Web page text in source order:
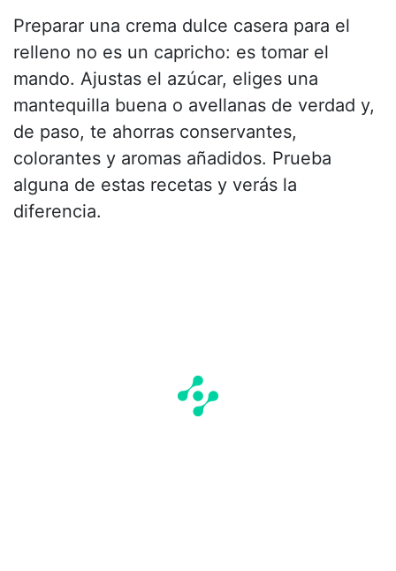
Preparar una crema dulce casera para el
relleno no es un capricho: es tomar el
mando. Ajustas el azúcar, eliges una
mantequilla buena o avellanas de verdad y,
de paso, te ahorras conservantes,
colorantes y aromas añadidos. Prueba
alguna de estas recetas y verás la
diferencia.